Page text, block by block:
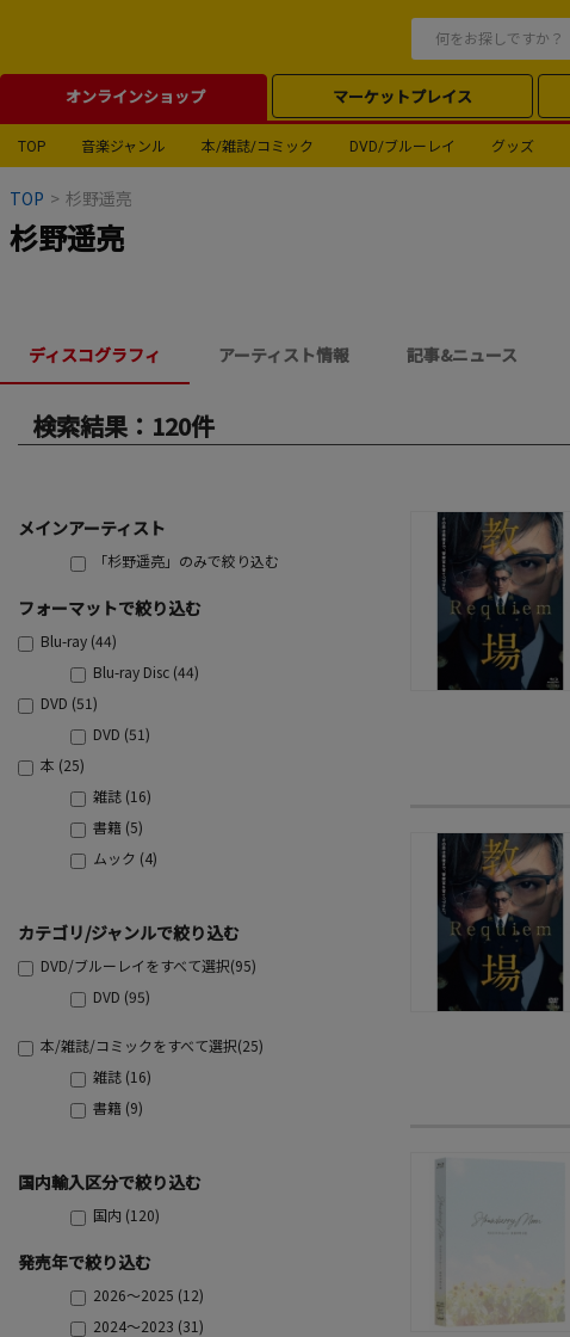
オンラインショップ マーケットプレイス
TOP 音楽ジャンル 本/雑誌/コミック DVD/ブルーレイ グッズ
TOP > 杉野遥亮
杉野遥亮
ディスコグラフィ アーティスト情報 記事&ニュース
検索結果：120件
メインアーティスト
「杉野遥亮」のみで絞り込む
フォーマットで絞り込む
Blu-ray (44)
Blu-ray Disc (44)
DVD (51)
DVD (51)
本 (25)
雑誌 (16)
書籍 (5)
ムック (4)
カテゴリ/ジャンルで絞り込む
DVD/ブルーレイをすべて選択(95)
DVD (95)
本/雑誌/コミックをすべて選択(25)
雑誌 (16)
書籍 (9)
国内輸入区分で絞り込む
国内 (120)
発売年で絞り込む
2026～2025 (12)
2024～2023 (31)